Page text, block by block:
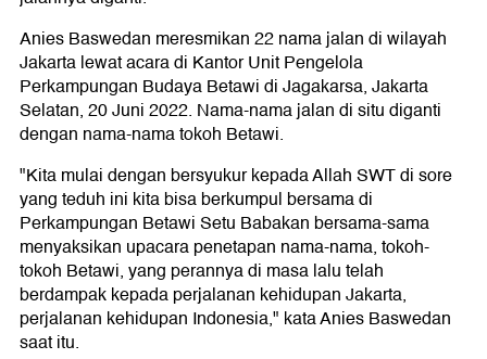
Anies Baswedan meresmikan 22 nama jalan di wilayah
Jakarta lewat acara di Kantor Unit Pengelola
Perkampungan Budaya Betawi di Jagakarsa, Jakarta
Selatan, 20 Juni 2022. Nama-nama jalan di situ diganti
dengan nama-nama tokoh Betawi.
"Kita mulai dengan bersyukur kepada Allah SWT di sore
yang teduh ini kita bisa berkumpul bersama di
Perkampungan Betawi Setu Babakan bersama-sama
menyaksikan upacara penetapan nama-nama, tokoh-
tokoh Betawi, yang perannya di masa lalu telah
berdampak kepada perjalanan kehidupan Jakarta,
perjalanan kehidupan Indonesia," kata Anies Baswedan
saat itu.